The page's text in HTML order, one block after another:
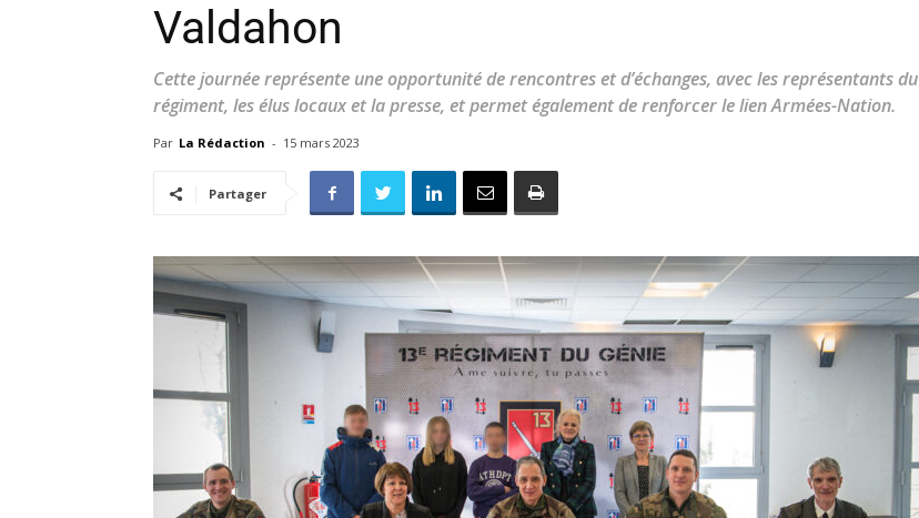
locale
Valdahon
Cette journée représente une opportunité de rencontres et d’échanges, avec les représentants du
régiment, les élus locaux et la presse, et permet également de renforcer le lien Armées-Nation.
Par La Rédaction - 15 mars 2023
Partager